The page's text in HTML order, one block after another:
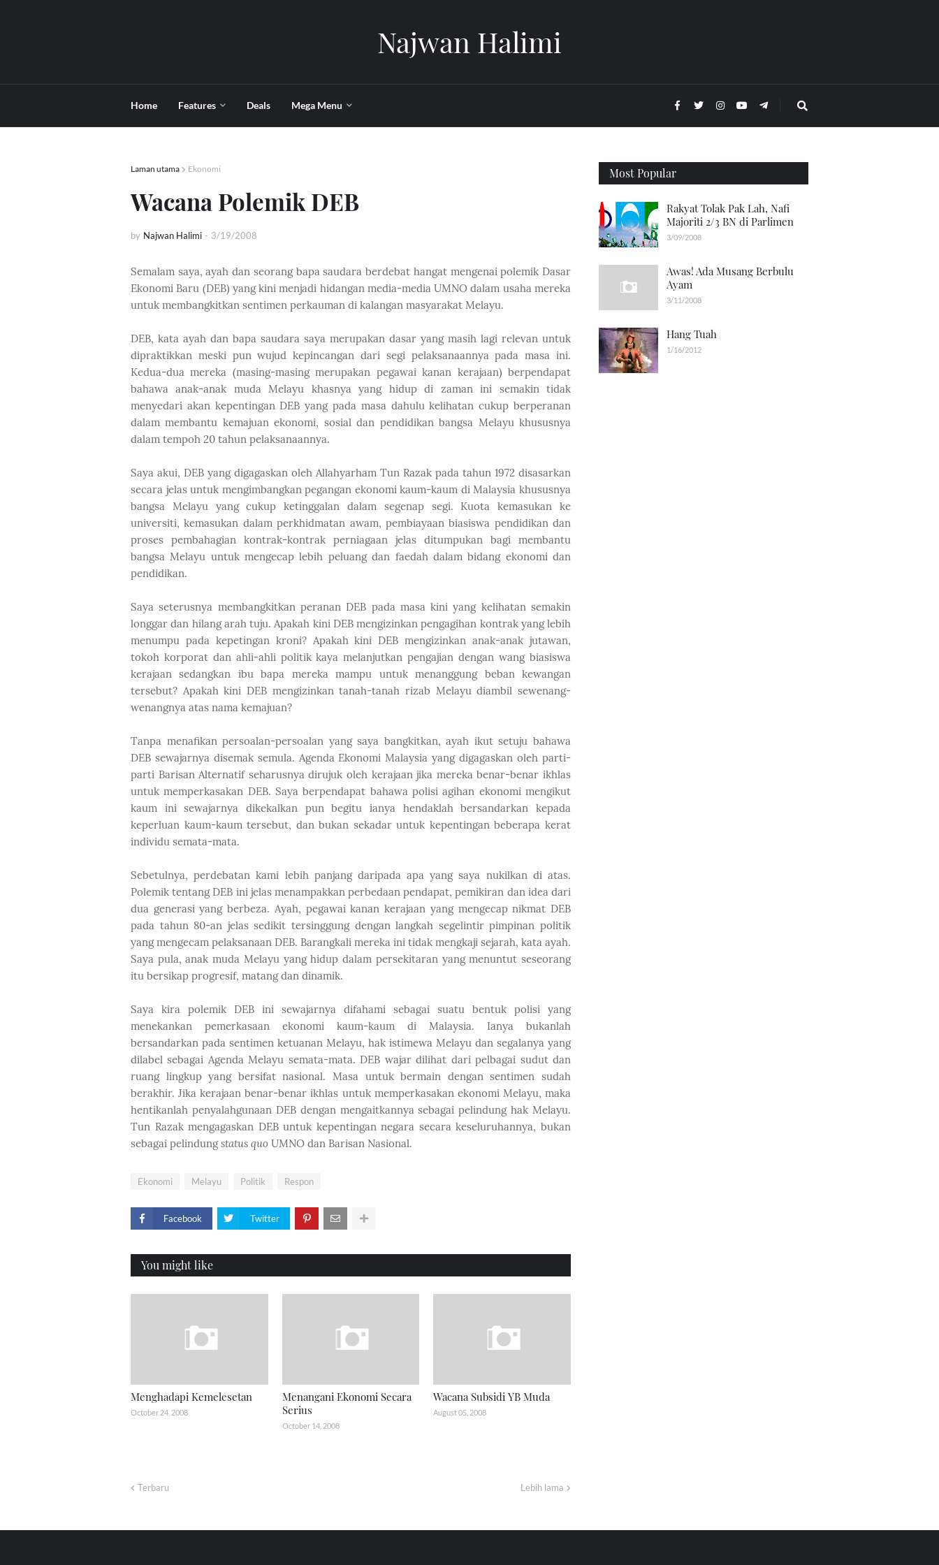
Najwan Halimi
Home Features Deals Mega Menu
Laman utama Ekonomi
Wacana Polemik DEB
by Najwan Halimi - 3/19/2008
Semalam saya, ayah dan seorang bapa saudara berdebat hangat mengenai polemik Dasar
Ekonomi Baru (DEB) yang kini menjadi hidangan media-media UMNO dalam usaha mereka
untuk membangkitkan sentimen perkauman di kalangan masyarakat Melayu.
DEB, kata ayah dan bapa saudara saya merupakan dasar yang masih lagi relevan untuk
dipraktikkan meski pun wujud kepincangan dari segi pelaksanaannya pada masa ini.
Kedua-dua mereka (masing-masing merupakan pegawai kanan kerajaan) berpendapat
bahawa anak-anak muda Melayu khasnya yang hidup di zaman ini semakin tidak
menyedari akan kepentingan DEB yang pada masa dahulu kelihatan cukup berperanan
dalam membantu kemajuan ekonomi, sosial dan pendidikan bangsa Melayu khususnya
dalam tempoh 20 tahun pelaksanaannya.
Saya akui, DEB yang digagaskan oleh Allahyarham Tun Razak pada tahun 1972 disasarkan
secara jelas untuk mengimbangkan pegangan ekonomi kaum-kaum di Malaysia khususnya
bangsa Melayu yang cukup ketinggalan dalam segenap segi. Kuota kemasukan ke
universiti, kemasukan dalam perkhidmatan awam, pembiayaan biasiswa pendidikan dan
proses pembahagian kontrak-kontrak perniagaan jelas ditumpukan bagi membantu
bangsa Melayu untuk mengecap lebih peluang dan faedah dalam bidang ekonomi dan
pendidikan.
Saya seterusnya membangkitkan peranan DEB pada masa kini yang kelihatan semakin
longgar dan hilang arah tuju. Apakah kini DEB mengizinkan pengagihan kontrak yang lebih
menumpu pada kepetingan kroni? Apakah kini DEB mengizinkan anak-anak jutawan,
tokoh korporat dan ahli-ahli politik kaya melanjutkan pengajian dengan wang biasiswa
kerajaan sedangkan ibu bapa mereka mampu untuk menanggung beban kewangan
tersebut? Apakah kini DEB mengizinkan tanah-tanah rizab Melayu diambil sewenang-
wenangnya atas nama kemajuan?
Tanpa menafikan persoalan-persoalan yang saya bangkitkan, ayah ikut setuju bahawa
DEB sewajarnya disemak semula. Agenda Ekonomi Malaysia yang digagaskan oleh parti-
parti Barisan Alternatif seharusnya dirujuk oleh kerajaan jika mereka benar-benar ikhlas
untuk memperkasakan DEB. Saya berpendapat bahawa polisi agihan ekonomi mengikut
kaum ini sewajarnya dikekalkan pun begitu ianya hendaklah bersandarkan kepada
keperluan kaum-kaum tersebut, dan bukan sekadar untuk kepentingan beberapa kerat
individu semata-mata.
Sebetulnya, perdebatan kami lebih panjang daripada apa yang saya nukilkan di atas.
Polemik tentang DEB ini jelas menampakkan perbedaan pendapat, pemikiran dan idea dari
dua generasi yang berbeza. Ayah, pegawai kanan kerajaan yang mengecap nikmat DEB
pada tahun 80-an jelas sedikit tersinggung dengan langkah segelintir pimpinan politik
yang mengecam pelaksanaan DEB. Barangkali mereka ini tidak mengkaji sejarah, kata ayah.
Saya pula, anak muda Melayu yang hidup dalam persekitaran yang menuntut seseorang
itu bersikap progresif, matang dan dinamik.
Saya kira polemik DEB ini sewajarnya difahami sebagai suatu bentuk polisi yang
menekankan pemerkasaan ekonomi kaum-kaum di Malaysia. Ianya bukanlah
bersandarkan pada sentimen ketuanan Melayu, hak istimewa Melayu dan segalanya yang
dilabel sebagai Agenda Melayu semata-mata. DEB wajar dilihat dari pelbagai sudut dan
ruang lingkup yang bersifat nasional. Masa untuk bermain dengan sentimen sudah
berakhir. Jika kerajaan benar-benar ikhlas untuk memperkasakan ekonomi Melayu, maka
hentikanlah penyalahgunaan DEB dengan mengaitkannya sebagai pelindung hak Melayu.
Tun Razak mengagaskan DEB untuk kepentingan negara secara keseluruhannya, bukan
sebagai pelindungstatus quo UMNO dan Barisan Nasional.
Ekonomi Melayu Politik Respon
Facebook Twitter
You might like
Menghadapi Kemelesetan
October 24, 2008
Menangani Ekonomi Secara
Serius
October 14, 2008
Wacana Subsidi YB Muda
August 05, 2008
Terbaru Lebih lama
Most Popular
Rakyat Tolak Pak Lah, Nafi
Majoriti 2/3 BN di Parlimen
3/09/2008
Awas! Ada Musang Berbulu
Ayam
3/11/2008
Hang Tuah
1/16/2012